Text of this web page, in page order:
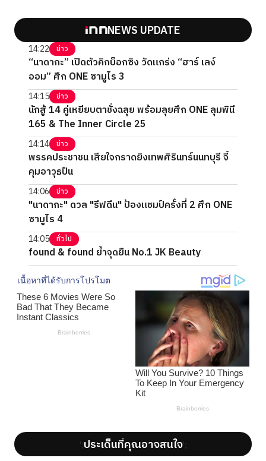
NEWS UPDATE
14:22 ข่าว
“นาดากะ” เปิดตัวคิกบ็อกซิง วัดแกร่ง “ฮาร์ เลง์
ออม” ศึก ONE ซามูไร 3
14:15 ข่าว
นักสู้ 14 คู่เหยียบตาชั่งฉลุย พร้อมลุยศึก ONE ลุมพินี
165 & The Inner Circle 25
14:14 ข่าว
พรรคประชาชน เสียใจกราดยิงเทพศิรินทร์นนทบุรี จี้
คุมอาวุธปืน
14:06 ข่าว
"นาดากะ" ดวล "รีฟดีน" ป้องแชมป์ครั้งที่ 2 ศึก ONE
ซามูไร 4
14:05 ทั่วไป
found & found ย้ำจุดยืน No.1 JK Beauty
';ประเด็นที่คุณอาจสนใจ';